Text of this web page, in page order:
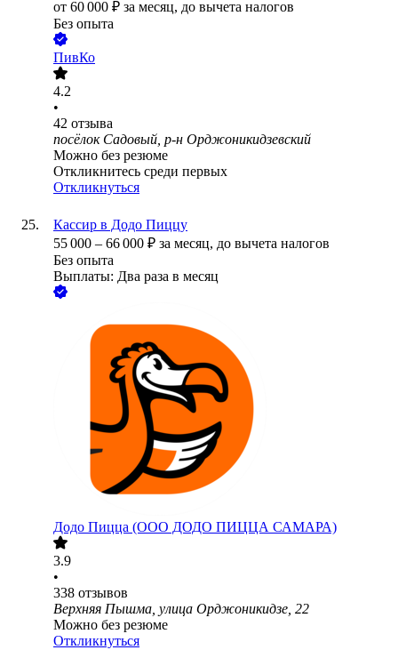
от 60 000 ₽ за месяц, до вычета налогов
Без опыта
ПивКо
4.2
•
42 отзыва
посёлок Садовый, р-н Орджоникидзевский
Можно без резюме
Откликнитесь среди первых
Откликнуться
Кассир в Додо Пиццу
55 000 – 66 000 ₽ за месяц, до вычета налогов
Без опыта
Выплаты: Два раза в месяц
Додо Пицца (ООО ДОДО ПИЦЦА САМАРА)
3.9
•
338 отзывов
Верхняя Пышма, улица Орджоникидзе, 22
Можно без резюме
Откликнуться